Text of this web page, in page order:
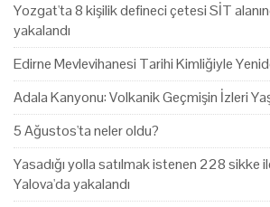
Yozgat'ta 8 kişilik defineci çetesi SİT
yakalandı
Edirne Mevlevihanesi Tarihi Kimliğiyle
Adala Kanyonu: Volkanik Geçmişin İzleri
5 Ağustos'ta neler oldu?
Yasadığı yolla satılmak istenen 228 sikke
Yalova'da yakalandı